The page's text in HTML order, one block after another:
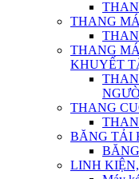
THANG
THANG
KHUYẾT
THANG
BĂNG TẢI
LINH